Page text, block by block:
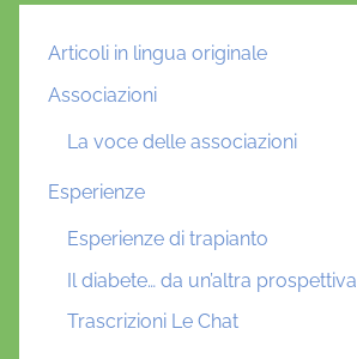
Articoli in lingua originale
Associazioni
La voce delle associazioni
Esperienze
Esperienze di trapianto
Il diabete… da un’altra prospettiva
Trascrizioni Le Chat